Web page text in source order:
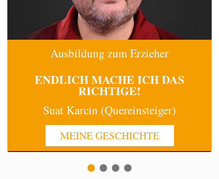
Ausbildung zum Erzieher
ENDLICH MACHE ICHDAS
RICHTIGE!
Suat Karcin (Quereinsteiger)
MEINE GESCHICHTE